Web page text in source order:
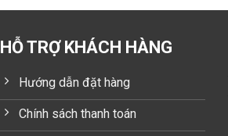
HỖ TRỢ KHÁCH HÀNG
Hướng dẫn đặt hàng
Chính sách thanh toán